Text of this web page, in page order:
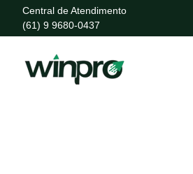
Central de Atendimento
(61) 9 9680-0437